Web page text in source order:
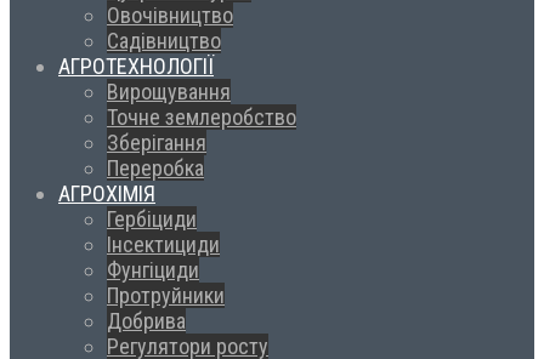
Овочівництво
Садівництво
АГРОТЕХНОЛОГІЇ
Вирощування
Точне землеробство
Зберігання
Переробка
АГРОХІМІЯ
Гербіциди
Інсектициди
Фунгіциди
Протруйники
Добрива
Регулятори росту